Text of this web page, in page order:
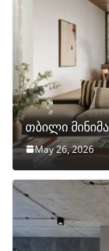
თბილი
May 26, 2026